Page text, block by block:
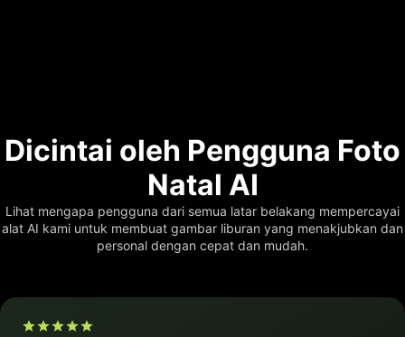
Dicintai oleh Pengguna Foto
Natal AI
Lihat mengapa pengguna dari semua latar belakang mempercayai
alat AI kami untuk membuat gambar liburan yang menakjubkan dan
personal dengan cepat dan mudah.